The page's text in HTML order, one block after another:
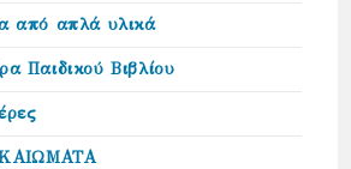
από απλά υλικά
Παιδικού Βιβλίου